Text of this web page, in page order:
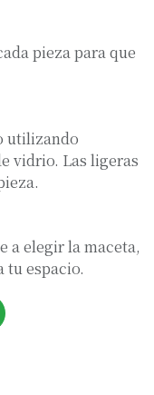
pieza para que
utilizando
vidrio. Las ligeras
a elegir la maceta,
tu espacio.